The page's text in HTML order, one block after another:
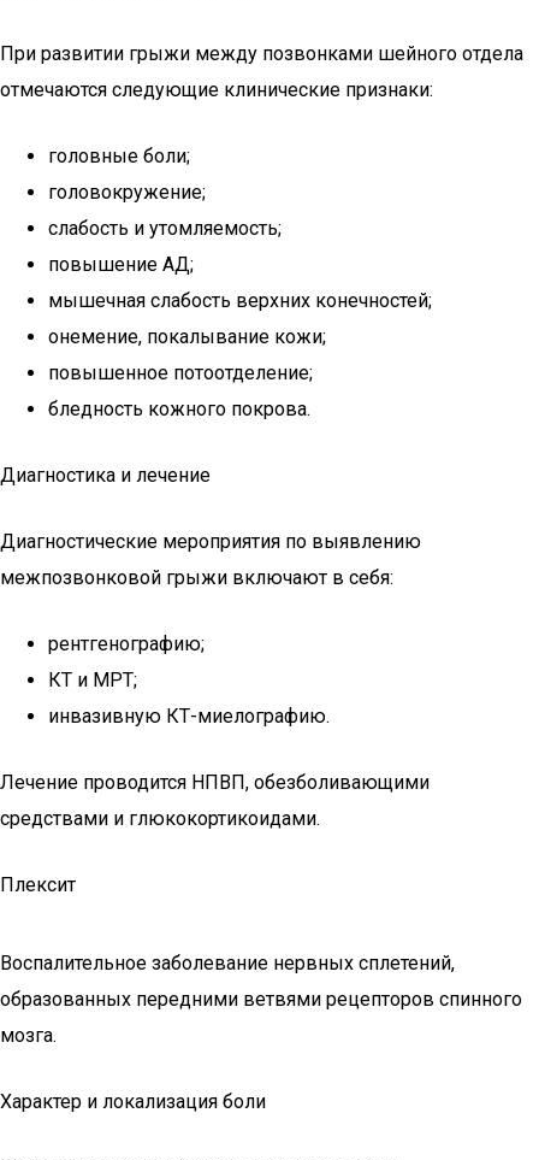
При развитии грыжи между позвонками шейного отдела
отмечаются следующие клинические признаки:
головные боли;
головокружение;
слабость и утомляемость;
повышение АД;
мышечная слабость верхних конечностей;
онемение, покалывание кожи;
повышенное потоотделение;
бледность кожного покрова.
Диагностика и лечение
Диагностические мероприятия по выявлению
межпозвонковой грыжи включают в себя:
рентгенографию;
КТ и МРТ;
инвазивную КТ-миелографию.
Лечение проводится НПВП, обезболивающими
средствами и глюкокортикоидами.
Плексит
Воспалительное заболевание нервных сплетений,
образованных передними ветвями рецепторов спинного
мозга.
Характер и локализация боли